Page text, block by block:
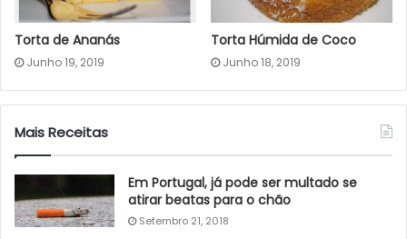
Torta de Ananás
Junho 19, 2019
Torta Húmida de Coco
Junho 18, 2019
Mais Receitas
Em Portugal, já pode ser multado se
atirar beatas para o chão
Setembro 21, 2018